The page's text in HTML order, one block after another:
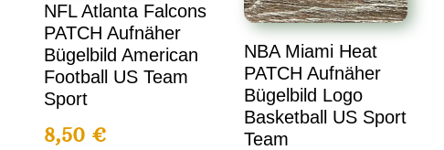
NFL Atlanta Falcons
PATCH Aufnäher
Bügelbild American
Football US Team
Sport
8,50 €
NBA Miami Heat
PATCH Aufnäher
Bügelbild Logo
Basketball US Sport
Team